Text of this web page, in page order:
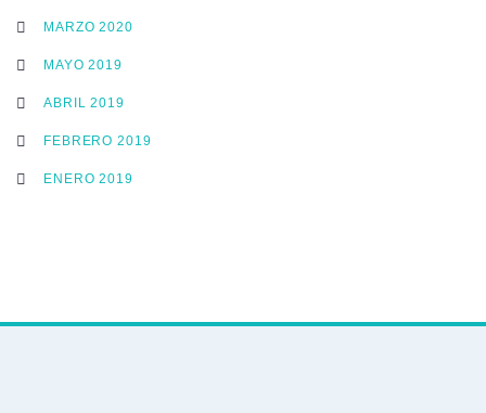
MARZO 2020
MAYO 2019
ABRIL 2019
FEBRERO 2019
ENERO 2019